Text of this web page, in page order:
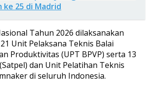
ke 25 di Madrid
Tahun 2026 dilaksanakan
Unit Pelaksana Teknis Balai
Produktivitas (UPT BPVP) serta 13
dan Unit Pelatihan Teknis
di seluruh Indonesia.